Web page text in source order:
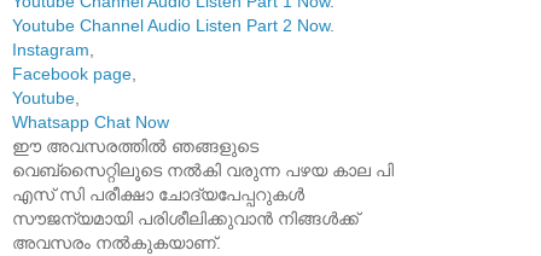
Youtube Channel Audio Listen Part 2 Now.
Instagram
Facebook page
Youtube
Whatsapp Chat Now
ഈ അവസരത്തിൽ ഞങ്ങളുടെ
വെബ്സൈറ്റിലൂടെ നൽകി വരുന്ന പഴയ കാല പി
എസ് സി പരീക്ഷാ ചോദ്യപേപ്പറുകൾ
സൗജന്യമായി പരിശീലിക്കുവാൻ നിങ്ങൾക്ക്
അവസരം നൽകുകയാണ്.